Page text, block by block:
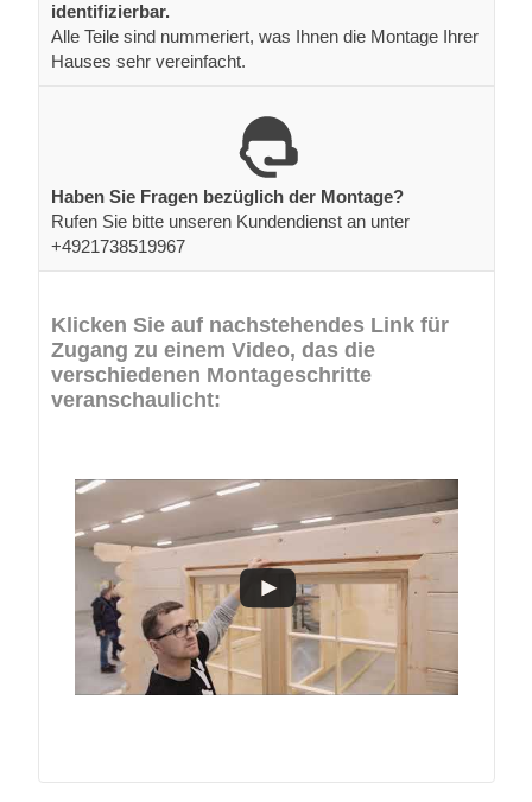
identifizierbar.
Alle Teile sind nummeriert, was Ihnen die Montage Ihrer
Hauses sehr vereinfacht.
Haben Sie Fragen bezüglich der Montage?
Rufen Sie bitte unseren Kundendienst an unter
+4921738519967
Klicken Sie auf nachstehendes Link für
Zugang zu einem Video, das die
verschiedenen Montageschritte
veranschaulicht: